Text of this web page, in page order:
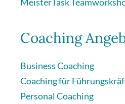
MeisterTask
Coaching
Business Coaching
Coaching für
Personal Coaching